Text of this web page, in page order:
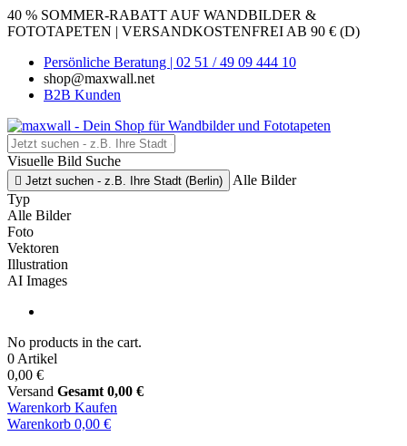
40 % SOMMER-RABATT AUF WANDBILDER &
FOTOTAPETEN | VERSANDKOSTENFREI AB 90 € (D)
Persönliche Beratung | 02 51 / 49 09 444 10
shop@maxwall.net
B2B Kunden
Visuelle Bild Suche
 Jetzt suchen - z.B. Ihre Stadt (Berlin)
Alle Bilder
Typ
Alle Bilder
Foto
Vektoren
Illustration
AI Images
No products in the cart.
0 Artikel
0,00 €
Versand Gesamt 0,00 €
Warenkorb Kaufen
Warenkorb 0,00 €